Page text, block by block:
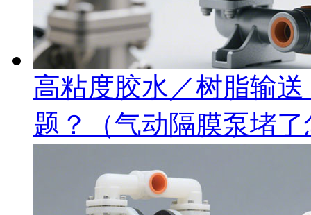
高粘度胶水／树脂输
题？（气动隔膜泵堵